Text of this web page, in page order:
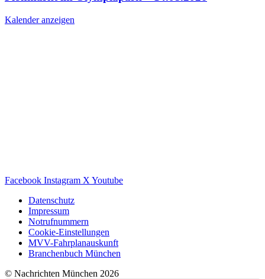
Kalender anzeigen
Facebook Instagram X Youtube
Datenschutz
Impressum
Notrufnummern
Cookie-Einstellungen
MVV-Fahrplanauskunft
Branchenbuch München
© Nachrichten München 2026